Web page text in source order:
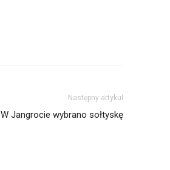
Następny artykuł
W Jangrocie wybrano sołtyskę